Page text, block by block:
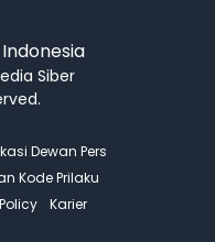
Siber
Dewan Pers
Kode Prilaku
Karier